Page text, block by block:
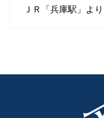
ＪＲ「兵庫駅」よ